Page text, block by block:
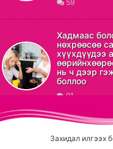
ХЗДХ-ын сайд
Авлигаар
хурааж,
сайхны
бөгөөд үүнийг
бүхий байгууллагаас санал
өчигдѳр
Шатахууныг
газраас нь л
тарифаас
анхаарч байна
59
Хадмаас
нөхрөөсөө
хүүхдүүдээ
нь ч дээр
боллоо
91
Захидал илгээх